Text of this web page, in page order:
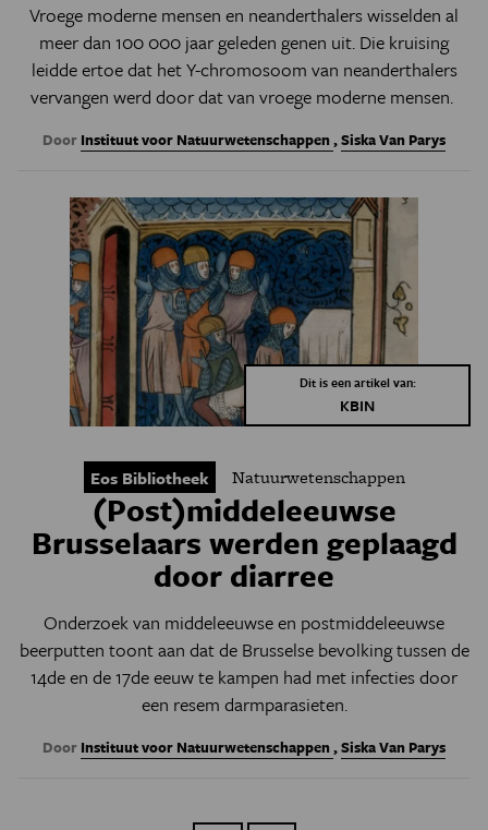
Vroege moderne mensen en neanderthalers wisselden al
meer dan 100 000 jaar geleden genen uit. Die kruising
leidde ertoe dat het Y-chromosoom van neanderthalers
vervangen werd door dat van vroege moderne mensen.
Door Instituut voor Natuurwetenschappen,Siska Van Parys
Dit is een artikel van:
KBIN
Eos Bibliotheek Natuurwetenschappen
(Post)middeleeuwse
Brusselaars werden geplaagd
door diarree
Onderzoek van middeleeuwse en postmiddeleeuwse
beerputten toont aan dat de Brusselse bevolking tussen de
14de en de 17de eeuw te kampen had met infecties door
een resem darmparasieten.
Door Instituut voor Natuurwetenschappen,Siska Van Parys